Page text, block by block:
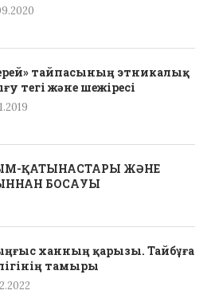
тайпасының этникалық
тегі жəне шежіресі
ҚАТЫНАСТАРЫ ЖӘНЕ
БОСАУЫ
ханның қарызы. Тайбұға
тамыры